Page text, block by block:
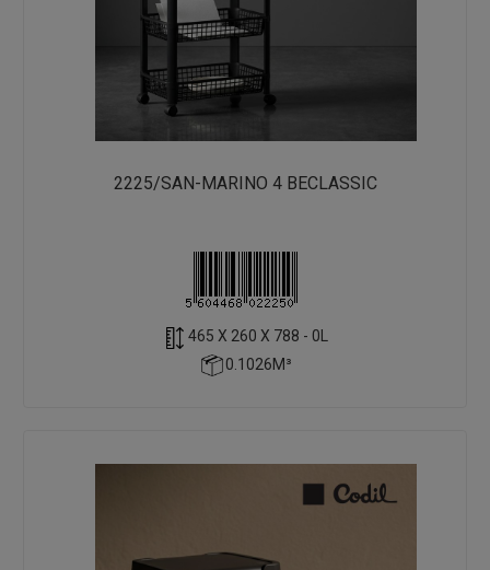
2225/SAN-MARINO 4 BECLASSIC
465 X 260 X 788 - 0L
0.1026M³